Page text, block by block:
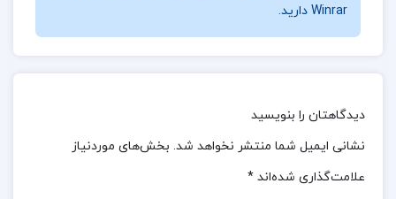
توانسته با استفاده از زبان شاعرانه و توصیف‌های
دقیق، فضای احساسی و سیاسی داستان را به‌خوبی به
تصویر بکشد. شخصیت‌پردازی قوی و عمق بخشی به
کتاب است که خواننده را با خود همراه می‌سازد.
ظلمت در نیمروز، از نظر محتوایی نیز قابل توجه است.
این اثر به نقد اجتماعی و سیاسی پرداخته و به
Winrar دارید.
دیدگاهتان را بنویسید
نشانی ایمیل شما منتشر نخواهد شد. بخش‌های موردنیاز
علامت‌گذاری شده‌اند *